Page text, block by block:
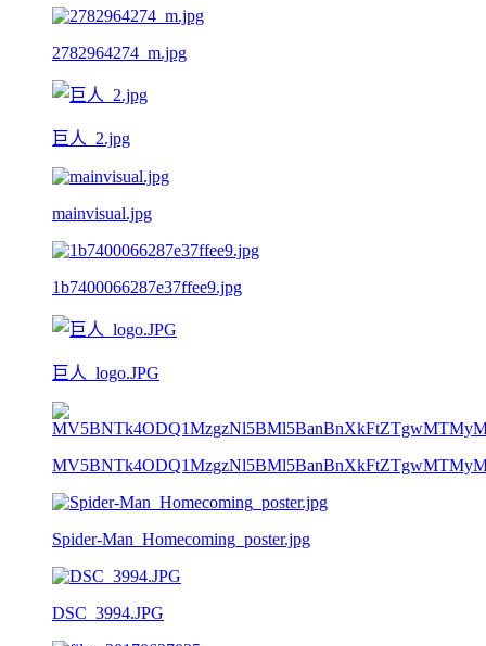
2782964274_m.jpg
巨人_2.jpg
mainvisual.jpg
1b7400066287e37ffee9.jpg
巨人_logo.JPG
Spider-Man_Homecoming_poster.jpg
DSC_3994.JPG